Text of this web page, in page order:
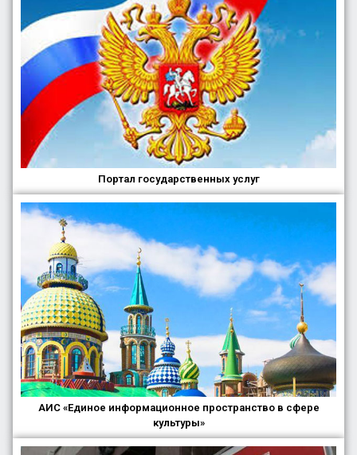
Портал государственных услуг
АИС «Единое информационное пространство в сфере
культуры»